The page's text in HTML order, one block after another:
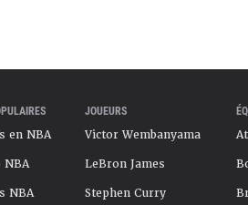
en NBA
NBA
NBA
JOUEURS
Victor Wembanyama
LeBron James
Stephen Curry